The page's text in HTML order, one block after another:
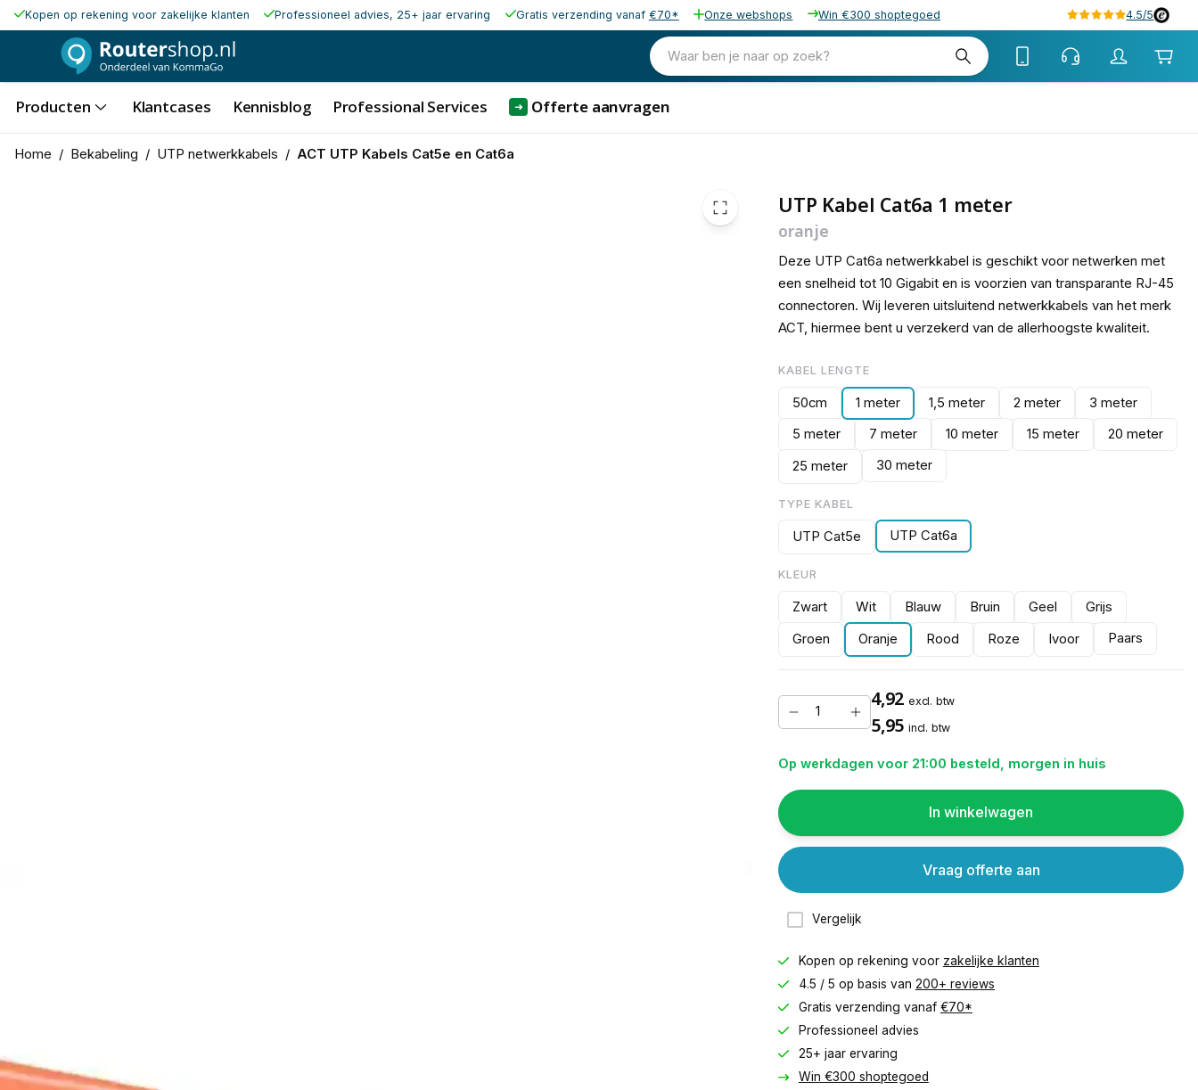
Kopen op rekening voor zakelijke klanten Professioneel advies, 25+ jaar ervaring Gratis verzending vanaf €70* Onze webshops Win €300 shoptegoed 4.5/5
Waar ben je naar op zoek?
Producten Klantcases Kennisblog Professional Services ➜ Offerte aanvragen
Home / Bekabeling / UTP netwerkkabels / ACT UTP Kabels Cat5e en Cat6a
UTP Kabel Cat6a 1 meter
oranje
Deze UTP Cat6a netwerkkabel is geschikt voor netwerken met
een snelheid tot 10 Gigabit en is voorzien van transparante RJ-45
connectoren. Wij leveren uitsluitend netwerkkabels van het merk
ACT, hiermee bent u verzekerd van de allerhoogste kwaliteit.
KABEL LENGTE
50cm 1 meter 1,5 meter 2 meter
3 meter
5 meter
7 meter 10 meter 15 meter
20 meter
25 meter
30 meter
TYPE KABEL
UTP Cat5e UTP Cat6a
KLEUR
Zwart Wit Blauw Bruin Geel
Grijs
Groen
Oranje Rood Roze Ivoor Paars
4,92 excl. btw
5,95 incl. btw
Op werkdagen voor 21:00 besteld, morgen in huis
In winkelwagen
Vergelijk
Vraag offerte aan
Kopen op rekening voor zakelijke klanten
4.5 / 5 op basis van 200+ reviews
Gratis verzending vanaf €70*
Professioneel advies
25+ jaar ervaring
Win €300 shoptegoed
€ 1,15